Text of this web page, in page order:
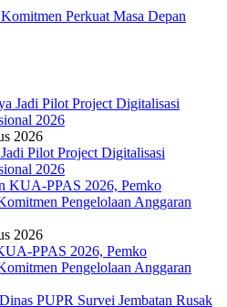
Perkuat Masa Depan
2026
Pilot Project Digitalisasi
2026
2026
PPAS 2026, Pemko
Pengelolaan Anggaran